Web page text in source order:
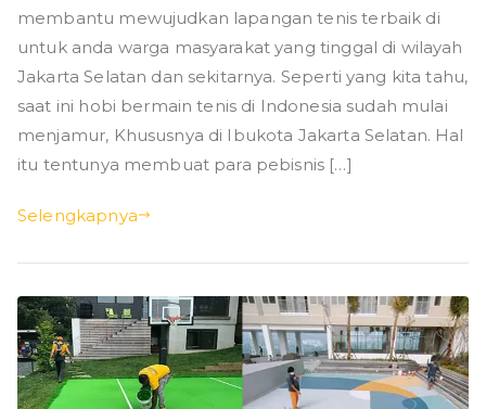
membantu mewujudkan lapangan tenis terbaik di
untuk anda warga masyarakat yang tinggal di wilayah
Jakarta Selatan dan sekitarnya. Seperti yang kita tahu,
saat ini hobi bermain tenis di Indonesia sudah mulai
menjamur, Khususnya di Ibukota Jakarta Selatan. Hal
itu tentunya membuat para pebisnis […]
Selengkapnya